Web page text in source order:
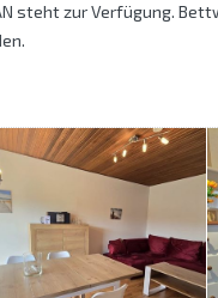
steht zur Verfügung.